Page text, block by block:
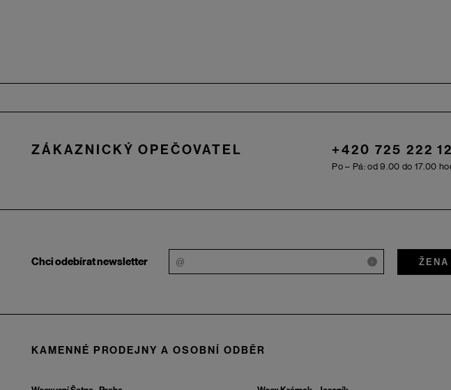
ZÁKAZNICKÝ OPEČOVATEL +420 725 222
Po – Pá: od 9.00 do 17.00
Chci odebírat newsletter i ŽENA
KAMENNÉ PRODEJNY A OSOBNÍ ODBĚR